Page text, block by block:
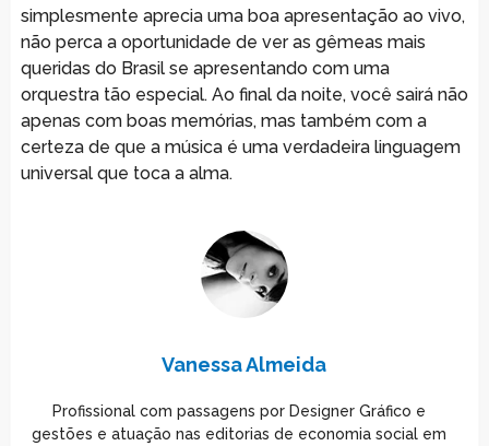
simplesmente aprecia uma boa apresentação ao vivo,
não perca a oportunidade de ver as gêmeas mais
queridas do Brasil se apresentando com uma
orquestra tão especial. Ao final da noite, você sairá não
apenas com boas memórias, mas também com a
certeza de que a música é uma verdadeira linguagem
universal que toca a alma.
Vanessa Almeida
Profissional com passagens por Designer Gráfico e
gestões e atuação nas editorias de economia social em